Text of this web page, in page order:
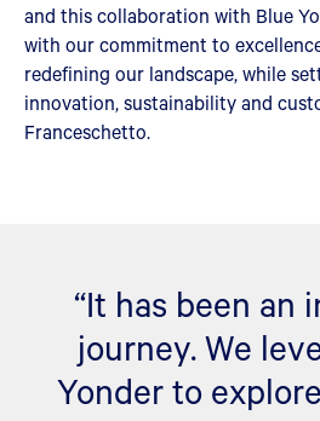
and this collaboration with Blue
with our commitment to
redefining our landscape, while
innovation, sustainability and
Franceschetto.
“It has been an
journey. We
Yonder to